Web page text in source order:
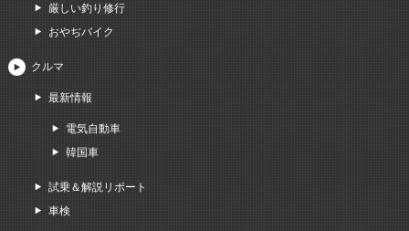
厳しい釣り修行
おやぢバイク
クルマ
最新情報
電気自動車
韓国車
試乗＆解説リポート
車検